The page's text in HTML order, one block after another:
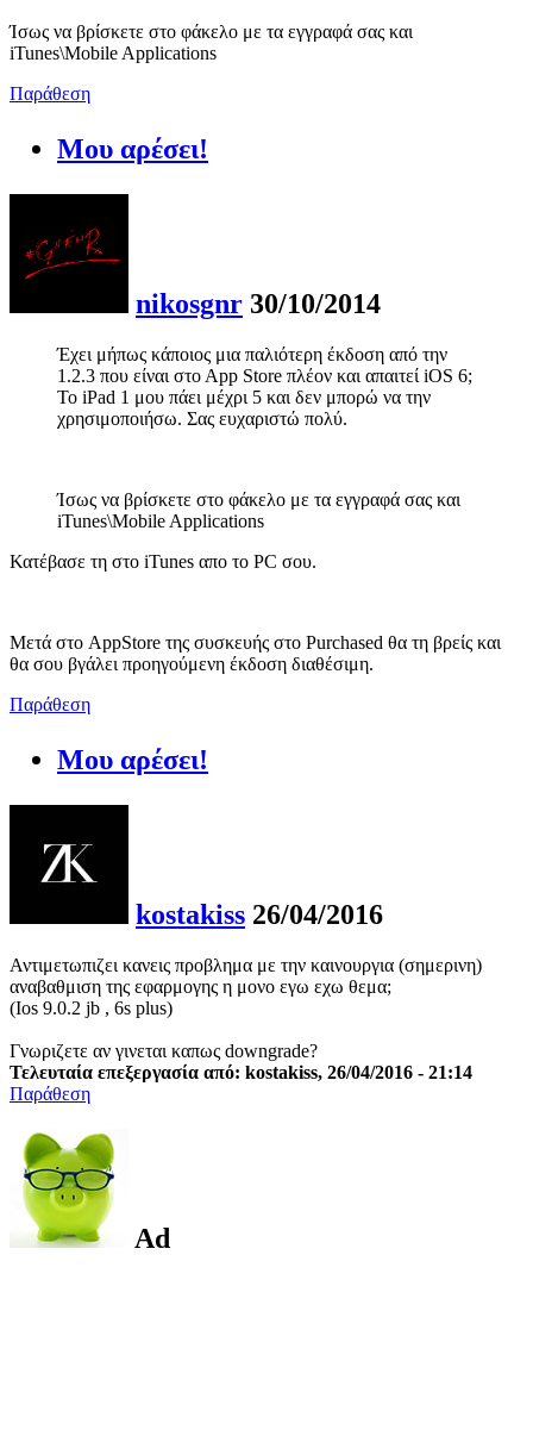
Ίσως να βρίσκετε στο φάκελο με τα εγγραφά σας και
iTunes\Mobile Applications
Παράθεση
Μου αρέσει!
nikosgnr 30/10/2014
Έχει μήπως κάποιος μια παλιότερη έκδοση από την
1.2.3 που είναι στο Αpp Store πλέον και απαιτεί iOS 6;
Το iPad 1 μου πάει μέχρι 5 και δεν μπορώ να την
χρησιμοποιήσω. Σας ευχαριστώ πολύ.
Ίσως να βρίσκετε στο φάκελο με τα εγγραφά σας και
iTunes\Mobile Applications
Κατέβασε τη στο iTunes απο το PC σου.
Μετά στο AppStore της συσκευής στο Purchased θα τη βρείς και
θα σου βγάλει προηγούμενη έκδοση διαθέσιμη.
Παράθεση
Μου αρέσει!
kostakiss 26/04/2016
Αντιμετωπιζει κανεις προβλημα με την καινουργια (σημερινη)
αναβαθμιση της εφαρμογης η μονο εγω εχω θεμα;
(Ios 9.0.2 jb , 6s plus)
Γνωριζετε αν γινεται καπως downgrade?
Τελευταία επεξεργασία από: kostakiss, 26/04/2016 - 21:14
Παράθεση
Ad